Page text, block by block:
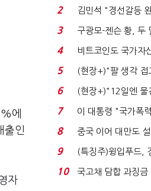
에
출인
자
는 추가투표 때리기
2
김민석 "경선갈등
청래 "반명 공세 사
3
구광모-젠슨 황, 두
로봇·AI 등 논...
4
비트코인도 국가자
처분' 기준은 ...
5
(현장+)"팔 생각 접
요"…'덜 똘똘한 한
6
(현장+)"12일엔
빈 매대 채우며 문
7
이 대통령 "국가폭
적극적 조사로 진...
8
중국 이어 대만도
국전쟁’
9
(특징주)윙입푸드,
지에 상한가...
10
국고채 담합 과징